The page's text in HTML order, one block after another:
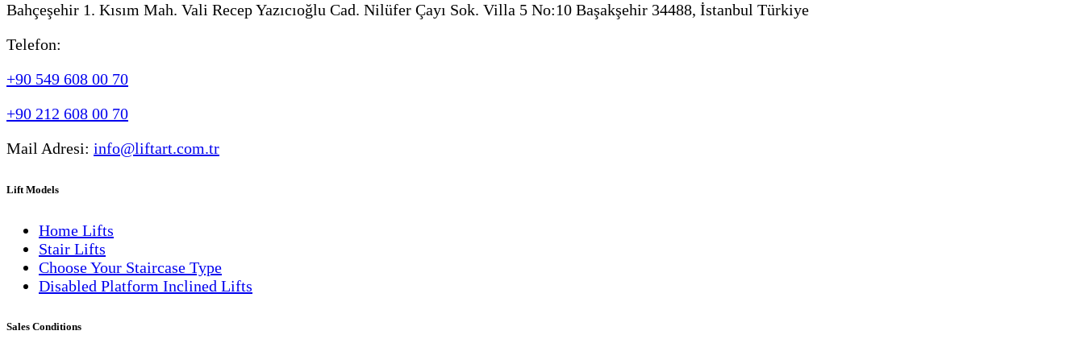
Bahçeşehir 1. Kısım Mah. Vali Recep Yazıcıoğlu Cad. Nilüfer Çayı Sok. Villa 5 No:10 Başakşehir 34488, İstanbul Türkiye
Telefon:
+90 549 608 00 70
+90 212 608 00 70
Mail Adresi: info@liftart.com.tr
Lift Models
Home Lifts
Stair Lifts
Choose Your Staircase Type
Disabled Platform Inclined Lifts
Sales Conditions